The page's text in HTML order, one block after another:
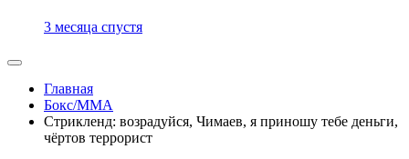
3 месяца спустя
Главная
Бокс/MMA
Стрикленд: возрадуйся, Чимаев, я приношу тебе деньги,
чёртов террорист